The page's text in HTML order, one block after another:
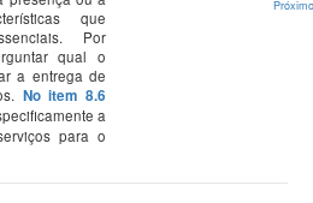
que
Por
qual o
a entrega de
No item 8.6
a
para o
Próximo